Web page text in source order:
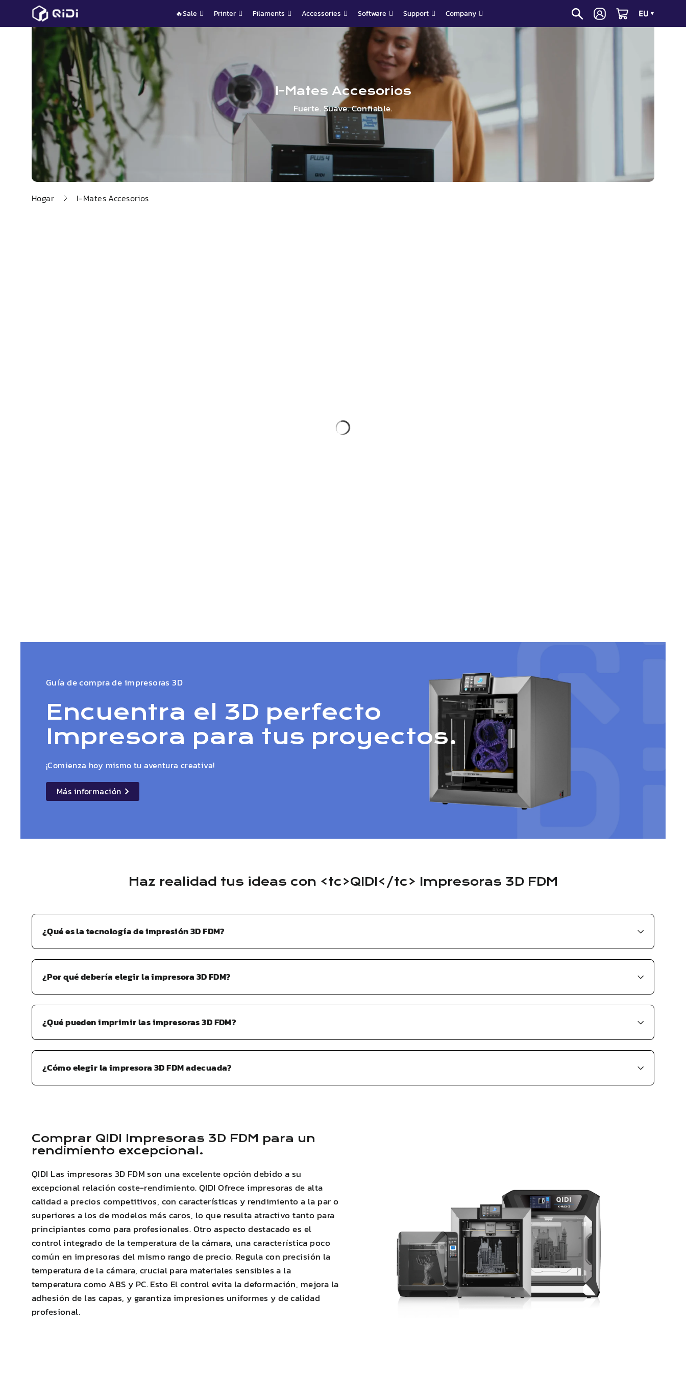
contenido
🔥Sale Printer Filaments Accessories Software Support Company EU ▼
I- Mates Accesorios
Fuerte. Suave. Confiable.
Hogar I-MatesAccesorios
Guía de compra de impresoras 3D
Encuentra el 3D perfecto
Impresora para tus proyectos.
¡Comienza hoy mismo tu aventura creativa!
details
Más información
Haz realidad tus ideas con <tc>QIDI</tc> Impresoras 3D FDM
¿Qué es la tecnología de impresión 3D FDM?
¿Por qué debería elegir la impresora 3D FDM?
¿Qué pueden imprimir las impresoras 3D FDM?
¿Cómo elegir la impresora 3D FDM adecuada?
Comprar QIDI
Impresoras 3D FDM para un
rendimiento excepcional.
QIDI Las impresoras 3D FDM son una excelente opción debido a su
excepcional relación coste-rendimiento.QIDI Ofrece impresoras de alta
calidad a precios competitivos, con características y rendimiento a la par o
superiores a los de modelos más caros, lo que resulta atractivo tanto para
principiantes como para profesionales. Otro aspecto destacado es el
control integrado de la temperatura de la cámara, una característica poco
común en impresoras del mismo rango de precio. Regula con precisión la
temperatura de la cámara, crucial para materiales sensibles a la
temperatura como ABS y PC. Esto El control evita la deformación, mejora la
adhesión de las capas, y garantiza impresiones uniformes y de calidad
profesional.